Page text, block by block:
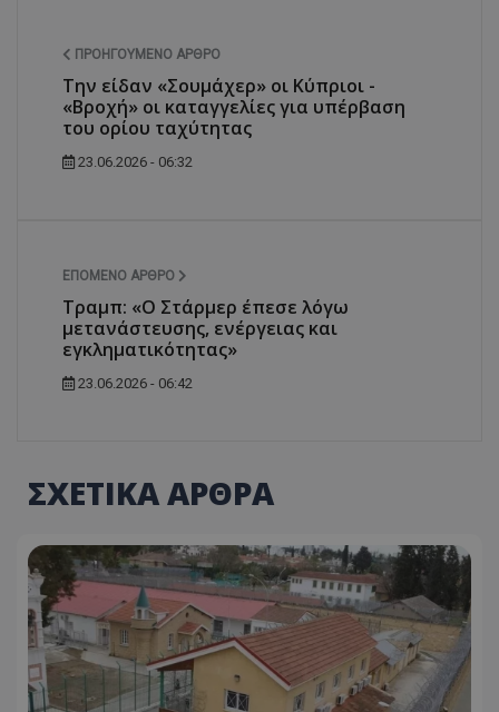
ΠΡΟΗΓΟΎΜΕΝΟ ΆΡΘΡΟ
Την είδαν «Σουμάχερ» οι Κύπριοι -
«Βροχή» οι καταγγελίες για υπέρβαση
του ορίου ταχύτητας
23.06.2026 - 06:32
ΕΠΌΜΕΝΟ ΆΡΘΡΟ
Τραμπ: «Ο Στάρμερ έπεσε λόγω
μετανάστευσης, ενέργειας και
εγκληματικότητας»
23.06.2026 - 06:42
ΣΧΕΤΙΚΑ ΑΡΘΡΑ